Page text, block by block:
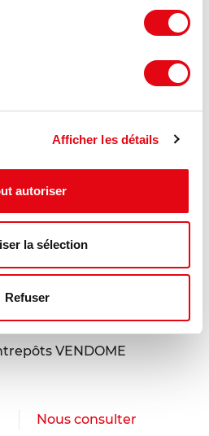
Afficher les détails
autoriser
la sélection
Refuser
VENDOME
Nous consulter